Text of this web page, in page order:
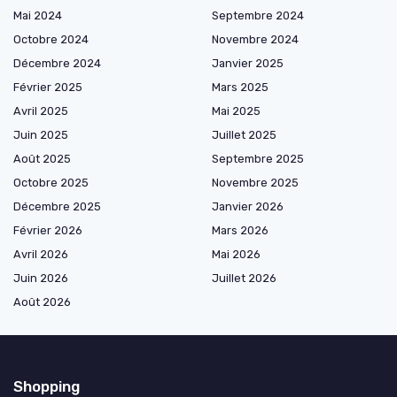
Mai 2024
Septembre 2024
Octobre 2024
Novembre 2024
Décembre 2024
Janvier 2025
Février 2025
Mars 2025
Avril 2025
Mai 2025
Juin 2025
Juillet 2025
Août 2025
Septembre 2025
Octobre 2025
Novembre 2025
Décembre 2025
Janvier 2026
Février 2026
Mars 2026
Avril 2026
Mai 2026
Juin 2026
Juillet 2026
Août 2026
Shopping